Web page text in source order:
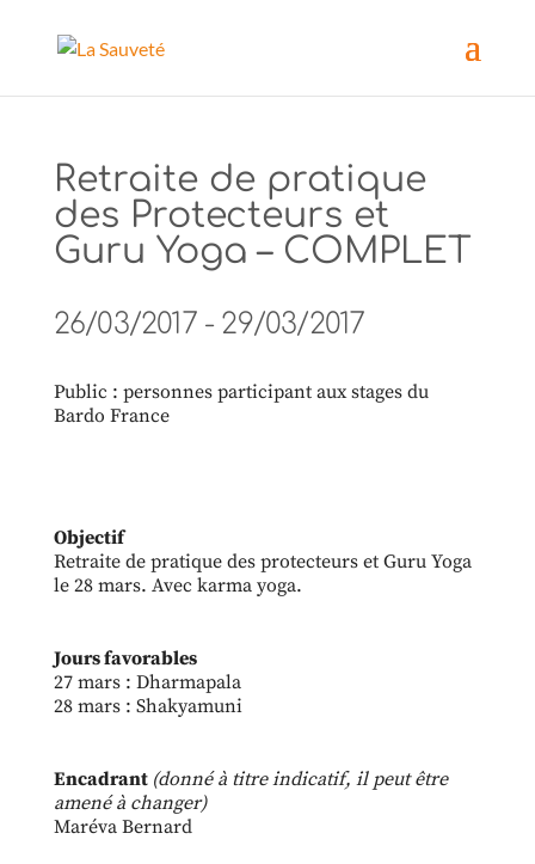
Retraite de pratique
des Protecteurs et
Guru Yoga – COMPLET
26/03/2017 - 29/03/2017
Public : personnes participant aux stages du
Bardo France
Objectif
Retraite de pratique des protecteurs et Guru Yoga
le 28 mars. Avec karma yoga.
Jours favorables
27 mars : Dharmapala
28 mars : Shakyamuni
Encadrant (donné à titre indicatif, il peut être
amené à changer)
Maréva Bernard